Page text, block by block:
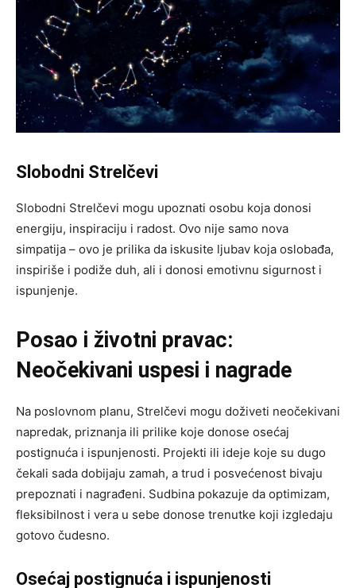
Slobodni Strelčevi
Slobodni Strelčevi mogu upoznati osobu koja donosi
energiju, inspiraciju i radost. Ovo nije samo nova
simpatija – ovo je prilika da iskusite ljubav koja oslobađa,
inspiriše i podiže duh, ali i donosi emotivnu sigurnost i
ispunjenje.
Posao i životni pravac:
Neočekivani uspesi i nagrade
Na poslovnom planu, Strelčevi mogu doživeti neočekivani
napredak, priznanja ili prilike koje donose osećaj
postignuća i ispunjenosti. Projekti ili ideje koje su dugo
čekali sada dobijaju zamah, a trud i posvećenost bivaju
prepoznati i nagrađeni. Sudbina pokazuje da optimizam,
fleksibilnost i vera u sebe donose trenutke koji izgledaju
gotovo čudesno.
Osećaj postignuća i ispunjenosti